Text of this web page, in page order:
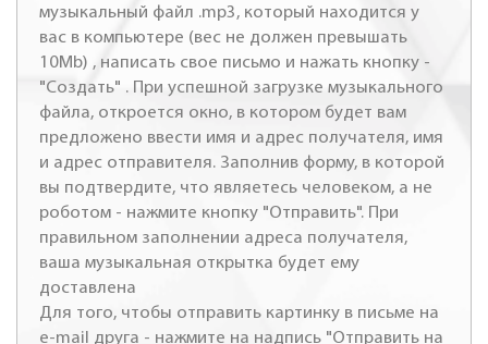
музыкальный файл .mp3, который находится у
вас в компьютере (вес не должен превышать
10Mb) , написать свое письмо и нажать кнопку -
"Создать" . При успешной загрузке музыкального
файла, откроется окно, в котором будет вам
предложено ввести имя и адрес получателя, имя
и адрес отправителя. Заполнив форму, в которой
вы подтвердите, что являетесь человеком, а не
роботом - нажмите кнопку "Отправить". При
правильном заполнении адреса получателя,
ваша музыкальная открытка будет ему
доставлена
Для того, чтобы отправить картинку в письме на
e-mail друга - нажмите на надпись "Отправить на